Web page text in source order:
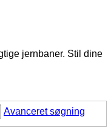
jernbaner. Stil dine
Avanceret søgning